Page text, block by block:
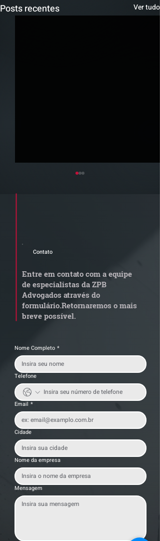
Posts recentes Ver tudo
STJ admite
por penosidade e acende
alerta para
transportadoras
Contato
Entre em contato com a equipe
de especialistas da ZPB
Advogados através do
formulário.Retornaremos o mais
breve possível.
Nome Completo *
Telefone
Email *
Cidade
Nome da empresa
Mensagem